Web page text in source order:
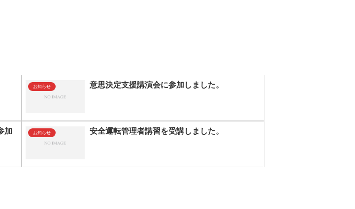
お知らせ 意思決定支援講演会に参加しました。
加
お知らせ 安全運転管理者講習を受講しました。